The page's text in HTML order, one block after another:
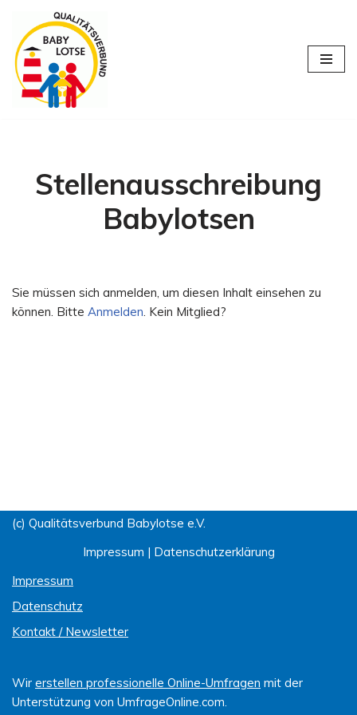
Zum
Inhalt
springen
Stellenausschreibung
Babylotsen
Sie müssen sich anmelden, um diesen Inhalt einsehen zu
können. Bitte Anmelden. Kein Mitglied?
(c) Qualitätsverbund Babylotse e.V.
Impressum | Datenschutzerklärung
Impressum
Datenschutz
Kontakt / Newsletter
Wir erstellen professionelle Online-Umfragen mit der
Unterstützung von UmfrageOnline.com.